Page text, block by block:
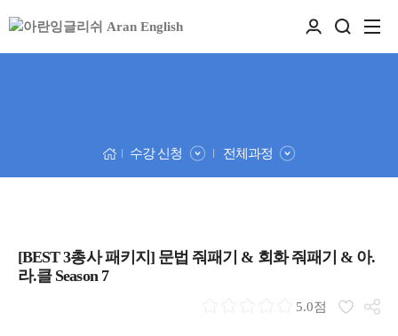
수강 신청 전체과정
[BEST 3총사 패키지] 문법 줘패기 & 회화 줘패기 & 아.
라.클 Season 7
5.0점